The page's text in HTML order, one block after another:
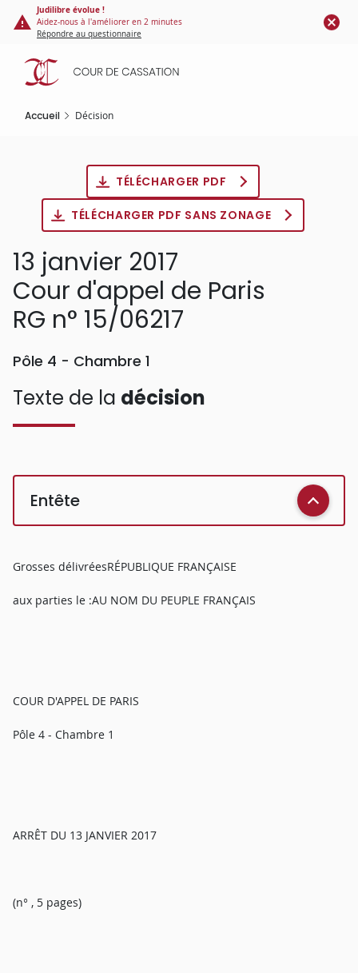
Panneau de gestion des cookies
contenu
principal
Judilibre évolue !
Aidez-nous à l'améliorer en 2 minutes
Répondre au questionnaire
Accueil Décision
TÉLÉCHARGER PDF
TÉLÉCHARGER PDF SANS ZONAGE
13 janvier 2017
Cour d'appel de Paris
RG n° 15/06217
Pôle 4 - Chambre 1
Texte de la décision
Entête
Grosses délivréesRÉPUBLIQUE FRANÇAISE
aux parties le :AU NOM DU PEUPLE FRANÇAIS
COUR D'APPEL DE PARIS
Pôle 4 - Chambre 1
ARRÊT DU 13 JANVIER 2017
(n° , 5 pages)